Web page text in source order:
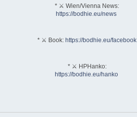
* ⚔ Wien/Vienna News:
https://bodhie.eu/news
* ⚔ Book: https://bodhie.eu/facebook
* ⚔ HPHanko:
https://bodhie.eu/hanko